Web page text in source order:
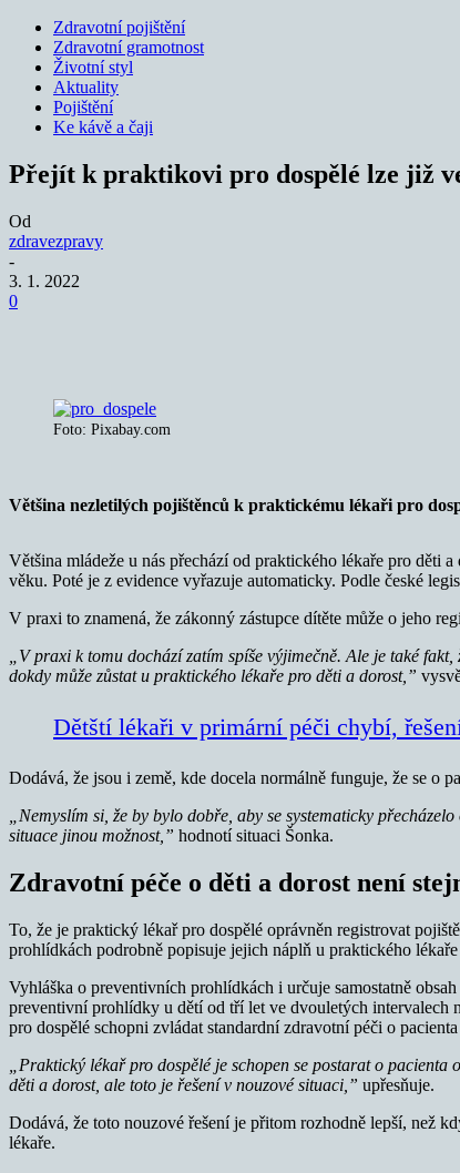
Zdravotní pojištění
Zdravotní gramotnost
Životní styl
Aktuality
Pojištění
Ke kávě a čaji
Přejít k praktikovi pro dospělé lze již
Od
zdravezpravy
-
3. 1. 2022
0
Foto: Pixabay.com
Většina nezletilých pojištěnců k praktickému lékaři pro
Většina mládeže u nás přechází od praktického lékaře pro děti
věku. Poté je z evidence vyřazuje automaticky. Podle české
V praxi to znamená, že zákonný zástupce dítěte může o jeho
„V praxi k tomu dochází zatím spíše výjimečně. Ale je také
dokdy může zůstat u praktického lékaře pro děti a dorost,”
Dětští lékaři v primární péči chybí,
Dodává, že jsou i země, kde docela normálně funguje, že se o
„Nemyslím si, že by bylo dobře, aby se systematicky
situace jinou možnost,” hodnotí situaci Šonka.
Zdravotní péče o děti a dorost není
To, že je praktický lékař pro dospělé oprávněn registrovat
prohlídkách podrobně popisuje jejich náplň u praktického
Vyhláška o preventivních prohlídkách i určuje samostatně
preventivní prohlídky u dětí od tří let ve dvouletých intervalech
pro dospělé schopni zvládat standardní zdravotní péči o
„Praktický lékař pro dospělé je schopen se postarat o
děti a dorost, ale toto je řešení v nouzové situaci,” upřesňuje.
Dodává, že toto nouzové řešení je přitom rozhodně lepší, než
lékaře.